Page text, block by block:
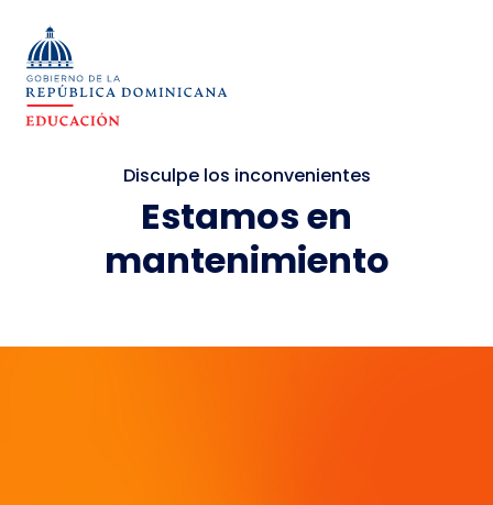
Disculpe los inconvenientes
Estamos en
mantenimiento